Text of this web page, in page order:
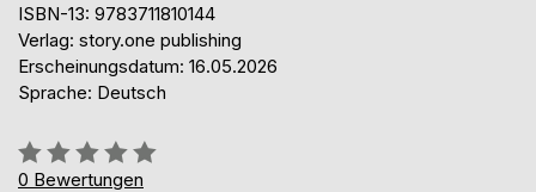
ISBN-13: 9783711810144
Verlag: story.one publishing
Erscheinungsdatum: 16.05.2026
Sprache: Deutsch
Bewertung::
0%
0 Bewertungen